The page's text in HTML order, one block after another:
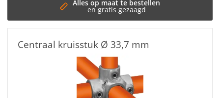
Centraal kruisstuk Ø 33,7 mm